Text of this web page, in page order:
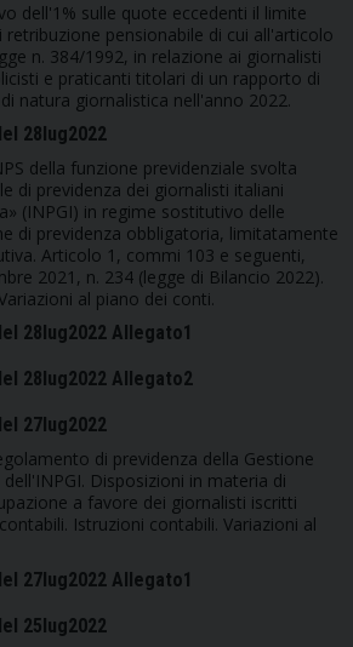
dell'1% sulle quote eccedenti il limite
retribuzione pensionabile di cui all'articolo
n. 384/1992, in relazione ai giornalisti
e praticanti titolari di un rapporto di
natura giornalistica nell'anno 2022.
28lug2022
della funzione previdenziale svolta
di previdenza dei giornalisti italiani
(INPGI) in regime sostitutivo delle
di previdenza obbligatoria, limitatamente
Articolo 1, commi 103 e seguenti,
2021, n. 234 (legge di Bilancio 2022).
al piano dei conti.
28lug2022 Allegato1
28lug2022 Allegato2
27lug2022
di previdenza della Gestione
Disposizioni in materia di
a favore dei giornalisti iscritti
Istruzioni contabili. Variazioni al
27lug2022 Allegato1
25lug2022